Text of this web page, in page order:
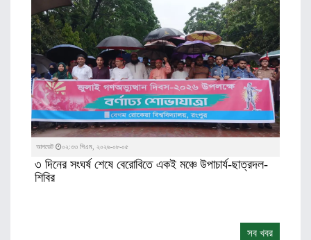
আপডেট ০২:৩৩ পিএম, ২০২৬-০৮-০৫
৩ দিনের সংঘর্ষ শেষে বেরোবিতে একই মঞ্চে উপাচার্য-ছাত্রদল-
শিবির
সব খবর